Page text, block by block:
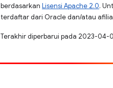
berdasarkan Lisensi Apache 2.0.
terdaftar dari Oracle dan/atau
Terakhir diperbarui pada 2023-04-